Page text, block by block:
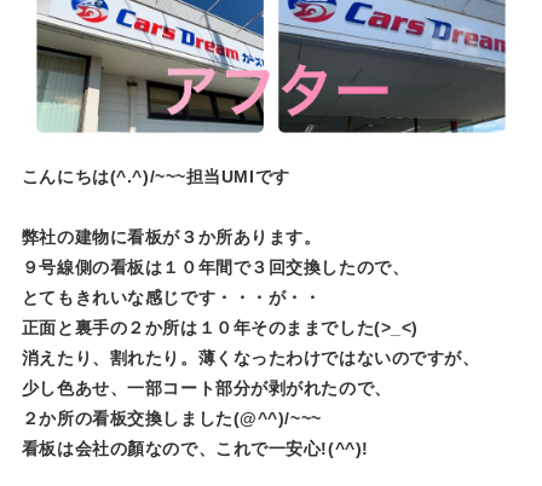
こんにちは(^.^)/~~~担当UMIです
弊社の建物に看板が３か所あります。
９号線側の看板は１０年間で３回交換したので、
とてもきれいな感じです・・・が・・
正面と裏手の２か所は１０年そのままでした(>_<)
消えたり、割れたり。薄くなったわけではないのですが、
少し色あせ、一部コート部分が剥がれたので、
２か所の看板交換しました(@^^)/~~~
看板は会社の顏なので、これで一安心!(^^)!